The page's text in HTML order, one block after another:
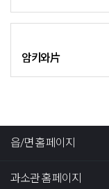
암키와片
읍/면 홈페이지
과소관 홈페이지